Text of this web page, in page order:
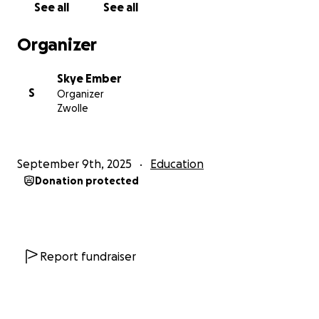
voor alles wat we kunnen ophalen.
See all See all
Organizer
S
Skye Ember
Organizer
Zwolle
September 9th, 2025 Education
Donation protected
Report fundraiser